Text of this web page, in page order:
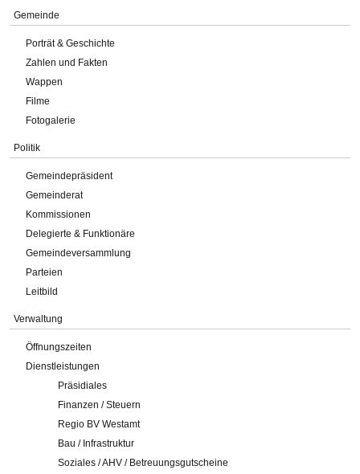
Gemeinde
Porträt & Geschichte
Zahlen und Fakten
Wappen
Filme
Fotogalerie
Politik
Gemeindepräsident
Gemeinderat
Kommissionen
Delegierte & Funktionäre
Gemeindeversammlung
Parteien
Leitbild
Verwaltung
Öffnungszeiten
Dienstleistungen
Präsidiales
Finanzen / Steuern
Regio BV Westamt
Bau / Infrastruktur
Soziales / AHV / Betreuungsgutscheine